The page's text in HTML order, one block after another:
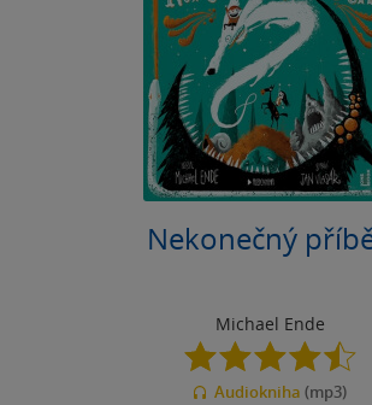
Nekonečný
Michael Ende
4.5
z
5
Audiokniha (mp3)